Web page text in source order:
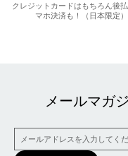
クレジットカードはもちろん後
マホ決済も！（日本限定）
メールマガ